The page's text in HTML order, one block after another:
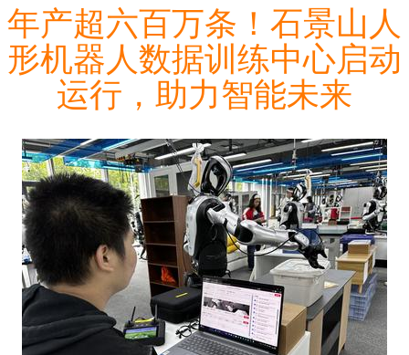
年产超六百万条！石景山人
形机器人数据训练中心启动
运行，助力智能未来